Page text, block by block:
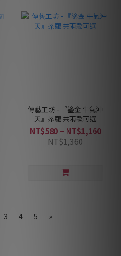
傳藝工坊 - 『鎏金 牛氣沖
天』茶寵 共兩款可選
NT$580 ~ NT$1,160
NT$1,360
3 4 5 »